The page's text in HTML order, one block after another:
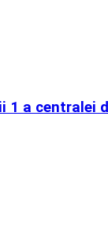
1 a centralei